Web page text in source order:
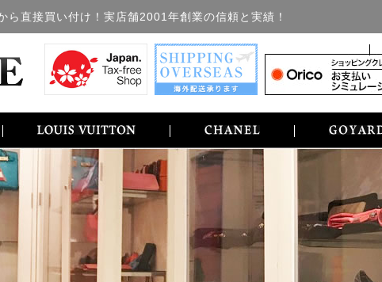
ら直接買い付け！実店舗2001年創業の信頼と実績！